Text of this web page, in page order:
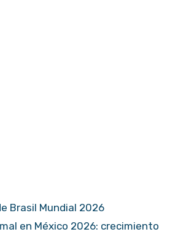
Brasil Mundial 2026
en México 2026: crecimiento